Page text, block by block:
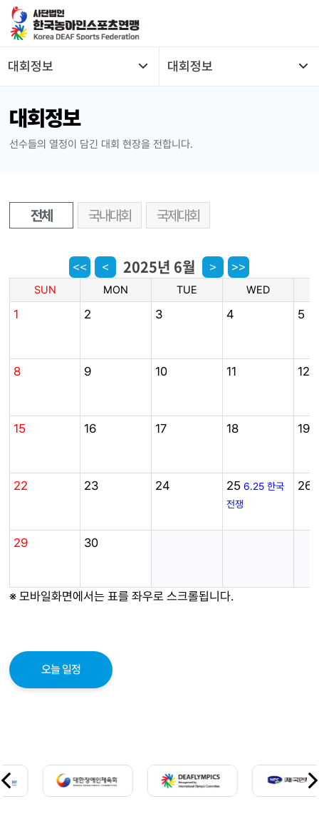
본문 바로가기
메뉴
열기
열기
대회정보 대회정보
대회정보
선수들의 열정이 담긴 대회 현장을 전합니다.
전체 국내대회 국제대회
<< < 2025년 6월 > >>
SUN MON TUE WED
1 2 3 4 5
8 9 10 11 12
15 16 17 18 19
22 23 24 25 6.25 한국
전쟁
26
29 30
※ 모바일화면에서는 표를 좌우로 스크롤됩니다.
오늘 일정